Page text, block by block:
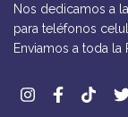
Nos dedicamos a
para teléfonos
Enviamos a toda la